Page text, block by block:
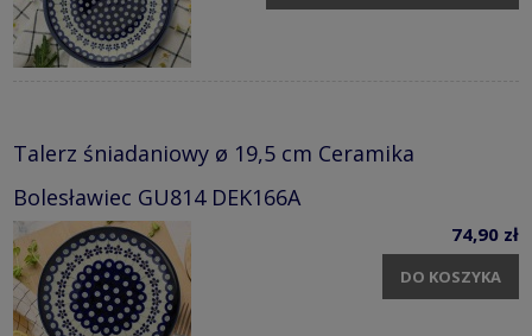
Talerz śniadaniowy ø 19,5 cm Ceramika
Bolesławiec GU814 DEK166A
74,90 zł
DO KOSZYKA